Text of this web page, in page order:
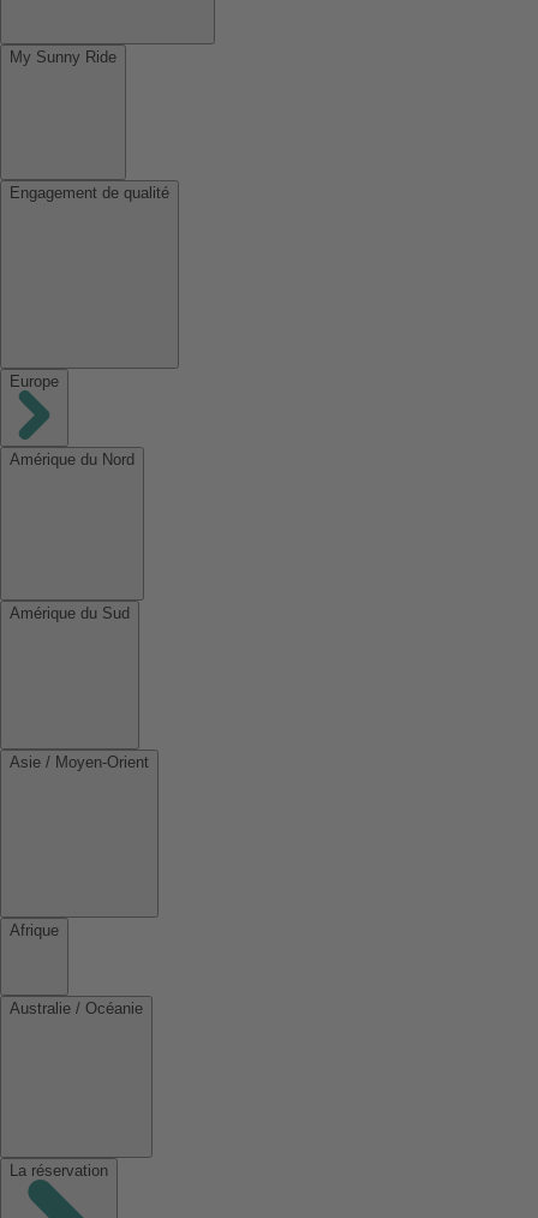
My Sunny Ride
Engagement de qualité
Europe
Amérique du Nord
Amérique du Sud
Asie / Moyen-Orient
Afrique
Australie / Océanie
La réservation